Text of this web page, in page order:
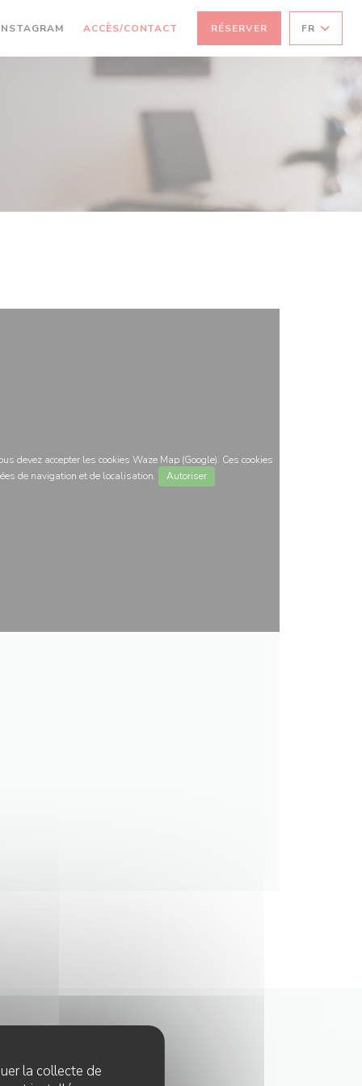
la collecte de
((OUVRE UNE NOUVELLE FENÊTRE))
ACCÈS/CONTACT RÉSERVER FR
devez accepter les cookies Waze Map (Google). Ces cookies
de navigation et de localisation.
Autoriser